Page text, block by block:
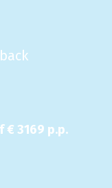
€ 3169 p.p.